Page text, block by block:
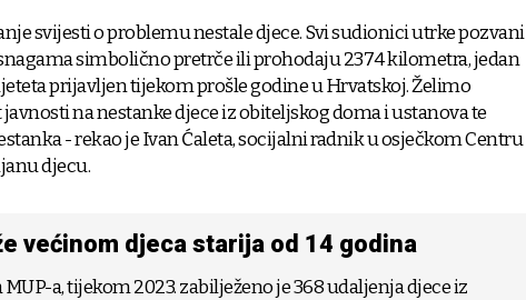
svijesti o problemu nestale djece. Svi sudionici utrke pozvani
simbolično pretrče ili prohodaju 2374 kilometra, jedan
prijavljen tijekom prošle godine u Hrvatskoj. Želimo
na nestanke djece iz obiteljskog doma i ustanova te
- rekao je Ivan Ćaleta, socijalni radnik u osječkom Centru
djecu.
većinom djeca starija od 14 godina
a, tijekom 2023. zabilježeno je 368 udaljenja djece iz